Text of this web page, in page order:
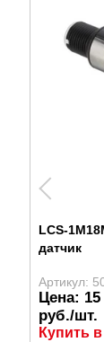
LCS-
датчик
Артикул:
Цена:
руб./шт.
Купить